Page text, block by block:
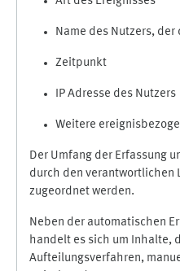
Name des Nutzers,
Zeitpunkt
IP Adresse des Nutzers
Weitere
Der Umfang der Erfassung
durch den verantwortlichen
zugeordnet werden.
Neben der automatischen
handelt es sich um Inhalte,
Aufteilungsverfahren,